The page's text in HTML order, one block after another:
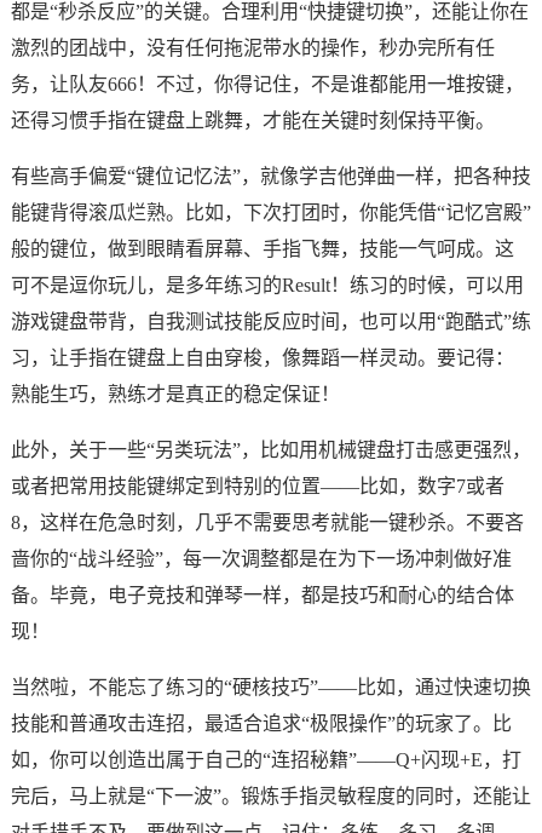
都是“秒杀反应”的关键。合理利用“快捷键切换”，还能让你在
激烈的团战中，没有任何拖泥带水的操作，秒办完所有任
务，让队友666！不过，你得记住，不是谁都能用一堆按键，
还得习惯手指在键盘上跳舞，才能在关键时刻保持平衡。
有些高手偏爱“键位记忆法”，就像学吉他弹曲一样，把各种技
能键背得滚瓜烂熟。比如，下次打团时，你能凭借“记忆宫殿”
般的键位，做到眼睛看屏幕、手指飞舞，技能一气呵成。这
可不是逗你玩儿，是多年练习的Result！练习的时候，可以用
游戏键盘带背，自我测试技能反应时间，也可以用“跑酷式”练
习，让手指在键盘上自由穿梭，像舞蹈一样灵动。要记得：
熟能生巧，熟练才是真正的稳定保证！
此外，关于一些“另类玩法”，比如用机械键盘打击感更强烈，
或者把常用技能键绑定到特别的位置——比如，数字7或者
8，这样在危急时刻，几乎不需要思考就能一键秒杀。不要吝
啬你的“战斗经验”，每一次调整都是在为下一场冲刺做好准
备。毕竟，电子竞技和弹琴一样，都是技巧和耐心的结合体
现！
当然啦，不能忘了练习的“硬核技巧”——比如，通过快速切换
技能和普通攻击连招，最适合追求“极限操作”的玩家了。比
如，你可以创造出属于自己的“连招秘籍”——Q+闪现+E，打
完后，马上就是“下一波”。锻炼手指灵敏程度的同时，还能让